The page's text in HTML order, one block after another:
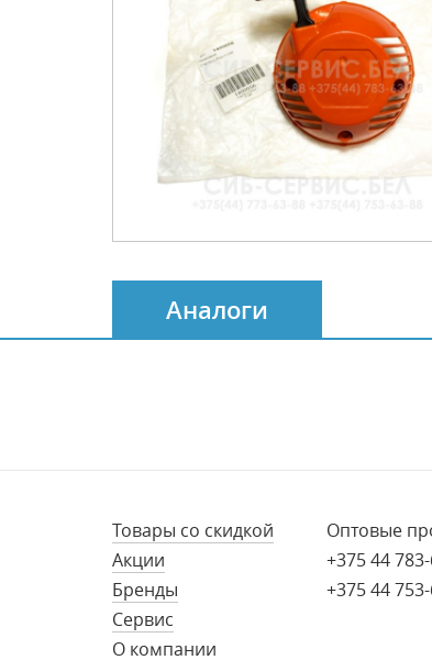
Аналоги
Товары со скидкой
Акции
Бренды
Сервис
О компании
Оптовые
+375 44
+375 44